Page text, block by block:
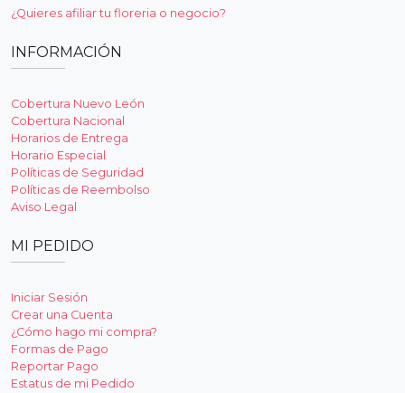
¿Quieres afiliar tu floreria o negocio?
INFORMACIÓN
Cobertura Nuevo León
Cobertura Nacional
Horarios de Entrega
Horario Especial
Políticas de Seguridad
Políticas de Reembolso
Aviso Legal
MI PEDIDO
Iniciar Sesión
Crear una Cuenta
¿Cómo hago mi compra?
Formas de Pago
Reportar Pago
Estatus de mi Pedido